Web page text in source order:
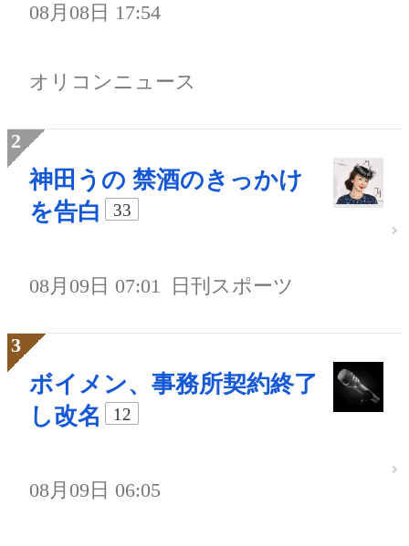
08月08日 17:54
オリコンニュース
神田うの 禁酒のきっかけ
を告白
33
08月09日 07:01 日刊スポーツ
ボイメン、事務所契約終了
し改名
12
08月09日 06:05